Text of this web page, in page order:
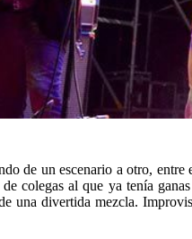
de un escenario a otro,
colegas al que ya tenía
una divertida mezcla.